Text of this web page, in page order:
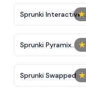
★
Sprunki Interactive
Tunner
★
Sprunki Pyramix
Melophobia
★
Sprunki Swapped